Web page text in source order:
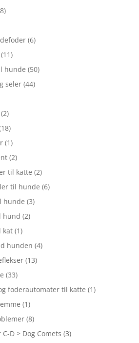
(6)
(11)
hunde (50)
seler (44)
(2)
(1)
(2)
til katte (2)
til hunde (6)
hunde (3)
hund (2)
kat (1)
hunden (4)
(13)
(33)
foderautomater til katte (1)
(1)
(8)
D > Dog Comets (3)